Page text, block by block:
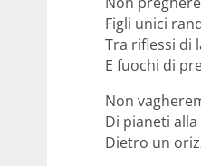
Figli unici
Tra riflessi di
E fuochi di
Non
Di pianeti
Dietro un